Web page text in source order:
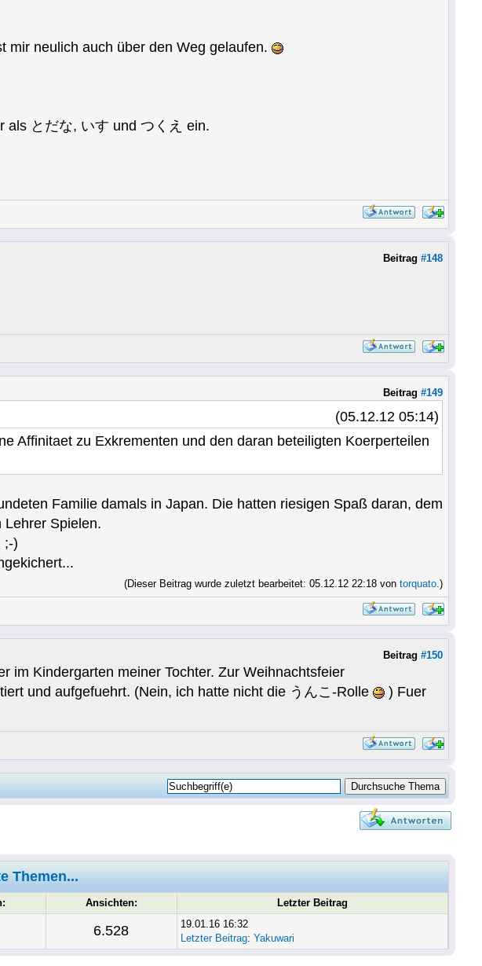
mir neulich auch über den Weg gelaufen.
als とだな, いす und つくえ ein.
Beitrag #148
Beitrag #149
(05.12.12 05:14)
Affinitaet zu Exkrementen und den daran beteiligten Koerperteilen
Familie damals in Japan. Die hatten riesigen Spaß daran, dem
Lehrer Spielen.
;-)
(Dieser Beitrag wurde zuletzt bearbeitet: 05.12.12 22:18 von torquato.)
Beitrag #150
im Kindergarten meiner Tochter. Zur Weihnachtsfeier
und aufgefuehrt. (Nein, ich hatte nicht die うんこ-Rolle
) Fuer
Themen...
Ansichten: Letzter Beitrag
6.528
19.01.16 16:32
Letzter Beitrag: Yakuwari